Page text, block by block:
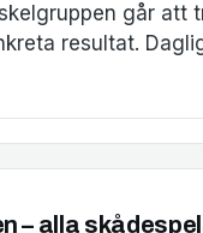
går att
resultat.
– alla